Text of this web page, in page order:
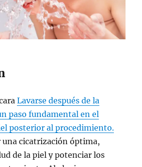
Lavarse después de la
paso fundamental en el
posterior al procedimiento.
una cicatrización óptima,
de la piel y potenciar los